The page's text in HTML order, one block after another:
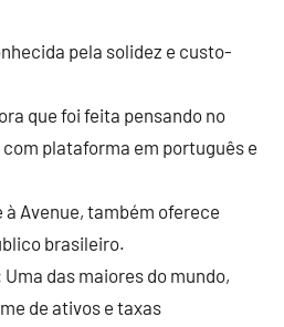
pela solidez e custo-
que foi feita pensando no
plataforma em português e
à Avenue, também oferece
brasileiro.
Uma das maiores do mundo,
de ativos e taxas